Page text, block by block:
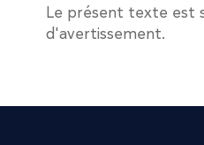
Le présent texte est
d'avertissement.